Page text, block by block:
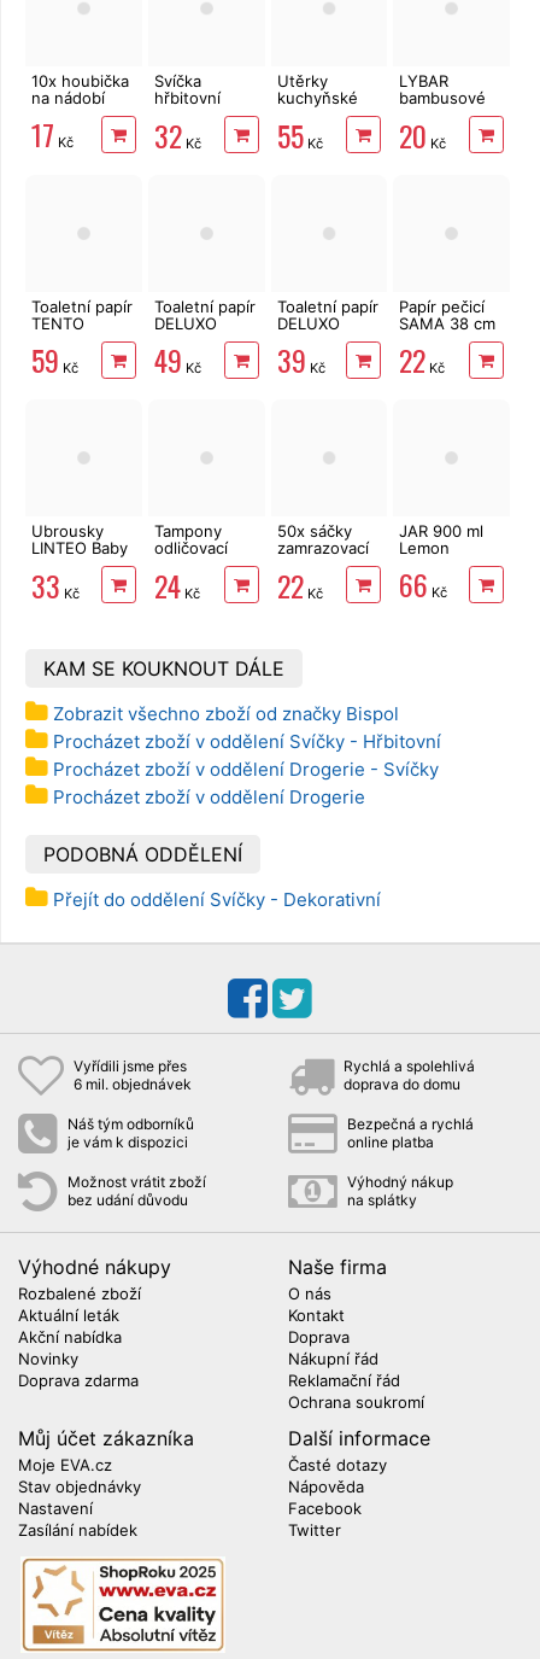
10x houbička
na nádobí
17 Kč
Svíčka
hřbitovní
vosková bez
víčka 4 ks, 5
x 6 cm bílá
32 Kč
Utěrky
kuchyňské
TENTO Extra
Strong
3vrstvé, 2
55Kč
LYBAR
bambusové
tyčinky 200
ks
20 Kč
Toaletní papír
TENTO
Ellegance
Pink 3vrstvý
8 rolí, 144 m
59 Kč
Toaletní papír
DELUXO
3vrstvý 8 rolí,
132 m
49 Kč
Toaletní papír
DELUXO
2vrstvý 8 rolí,
158 m
39 Kč
Papír pečicí
SAMA 38 cm
x 8 m v boxu
22 Kč
Ubrousky
LINTEO Baby
Aloe Vera 80
ks
33 Kč
Tampony
odličovací
LINTEO 120
ks
24Kč
50x sáčky
zamrazovací
s popisem 20
x 30 cm,
15µm
22 Kč
JAR 900 ml
Lemon
66 Kč
KAM SE KOUKNOUT DÁLE
Zobrazit všechno zboží od značky Bispol
Procházet zboží v oddělení Svíčky - Hřbitovní
Procházet zboží v oddělení Drogerie - Svíčky
Procházet zboží v oddělení Drogerie
PODOBNÁ ODDĚLENÍ
Přejít do oddělení Svíčky - Dekorativní
Vyřídili jsme přes
6 mil. objednávek
Rychlá a spolehlivá
doprava do domu
Náš tým odborníků
je vám k dispozici
Bezpečná a rychlá
online platba
Možnost vrátit zboží
bez udání důvodu
Výhodný nákup
na splátky
Výhodné nákupy
Rozbalené zboží
Aktuální leták
Akční nabídka
Novinky
Doprava zdarma
Naše firma
O nás
Kontakt
Doprava
Nákupní řád
Reklamační řád
Ochrana soukromí
Můj účet zákazníka
Moje EVA.cz
Stav objednávky
Nastavení
Zasílání nabídek
Další informace
Časté dotazy
Nápověda
Facebook
Twitter